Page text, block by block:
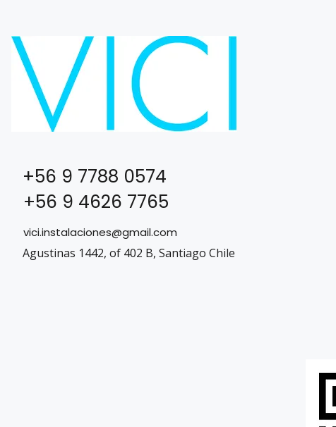
+56 9 7788 0574
+56 9 4626 7765
vici.instalaciones@gmail.com
Agustinas 1442, of 402 B, Santiago Chile